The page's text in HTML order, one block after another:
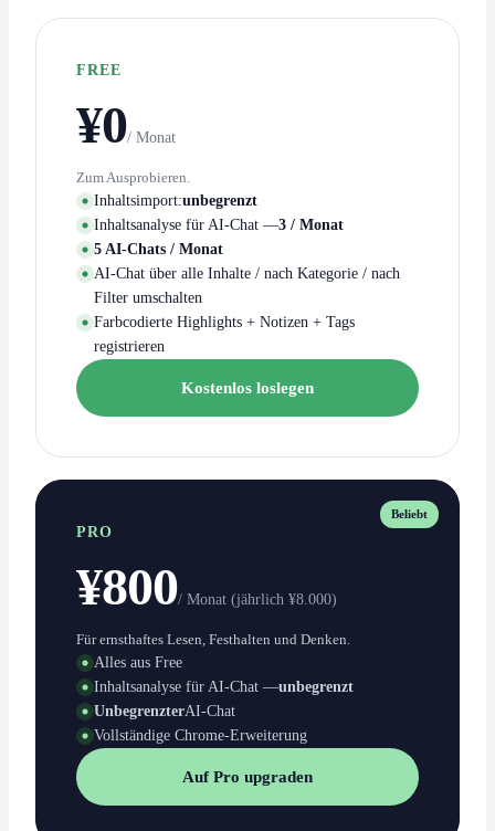
FREE
¥0/ Monat
Zum Ausprobieren.
Inhaltsimport:unbegrenzt
Inhaltsanalyse für AI-Chat —3 / Monat
5 AI-Chats / Monat
AI-Chat über alle Inhalte / nach Kategorie / nach
Filter umschalten
Farbcodierte Highlights + Notizen + Tags
registrieren
Kostenlos loslegen
Beliebt
PRO
¥800/ Monat (jährlich ¥8.000)
Für ernsthaftes Lesen, Festhalten und Denken.
Alles aus Free
Inhaltsanalyse für AI-Chat —unbegrenzt
UnbegrenzterAI-Chat
Vollständige Chrome-Erweiterung
Auf Pro upgraden